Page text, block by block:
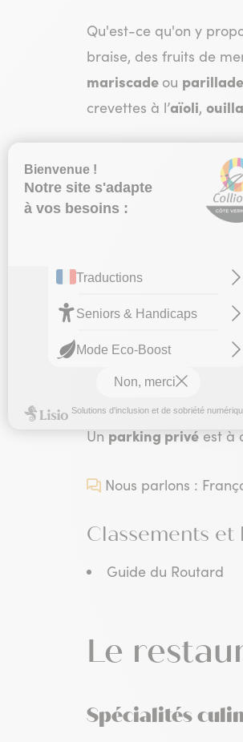
Qu'est-ce qu'on y
braise, des fruits de
mariscade ou parillade
crevettes à l’aïoli,
3 types de menus et
– Formule du couvent
– Menu des
– Menu du Jardin à
– Menu enfant à 12,50€
Un parking privéest à
Nous parlons :
Classements et
Guide du Routard
Le
Spécialités